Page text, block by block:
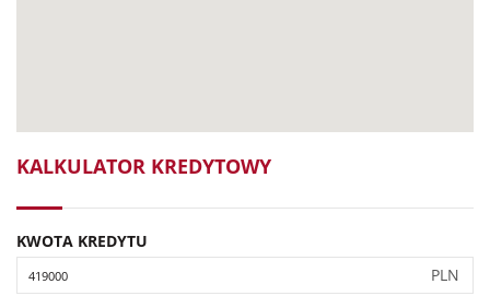
KALKULATOR KREDYTOWY
KWOTA KREDYTU
PLN